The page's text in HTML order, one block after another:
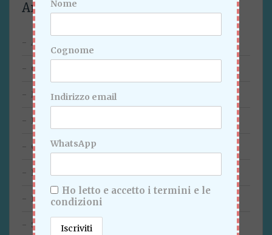
Archivi
Agosto 2026
Giugno 2026
Marzo 2026
Febbraio 2026
Gennaio 2026
Dicembre 2025
Novembre 2025
Settembre 2025
Nome
Cognome
Indirizzo email
WhatsApp
Ho letto e accetto i termini e le
condizioni